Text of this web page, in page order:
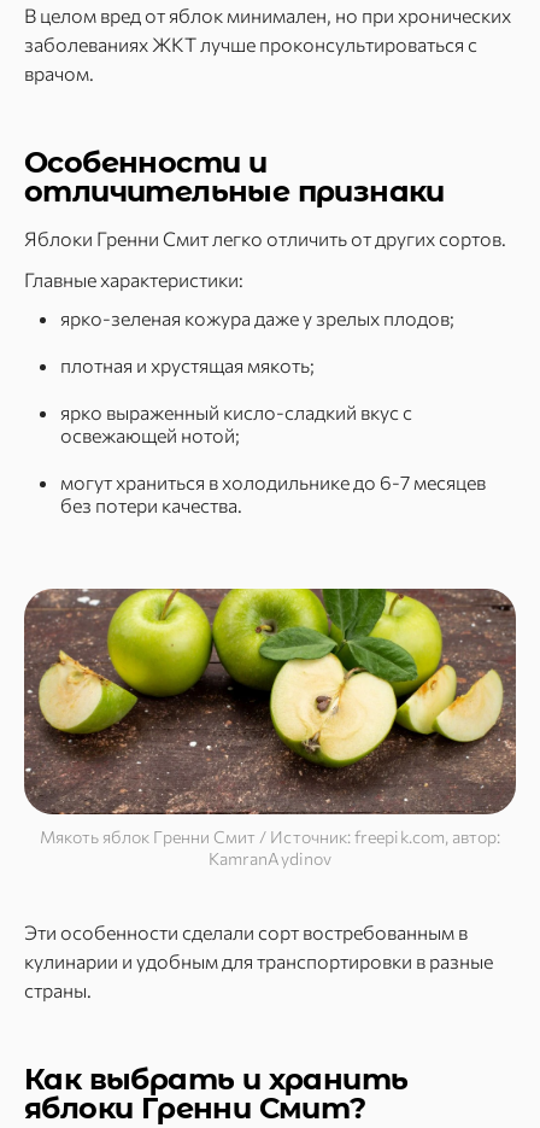
В целом вред от яблок минимален, но при хронических
заболеваниях ЖКТ лучше проконсультироваться с
врачом.
Особенности и
отличительные признаки
Яблоки Гренни Смит легко отличить от других сортов.
Главные характеристики:
ярко-зеленая кожура даже у зрелых плодов;
плотная и хрустящая мякоть;
ярко выраженный кисло-сладкий вкус с
освежающей нотой;
могут храниться в холодильнике до 6-7 месяцев
без потери качества.
Мякоть яблок Гренни Смит / Источник: freepik.com, автор:
KamranAydinov
Эти особенности сделали сорт востребованным в
кулинарии и удобным для транспортировки в разные
страны.
Как выбрать и хранить
яблоки Гренни Смит?